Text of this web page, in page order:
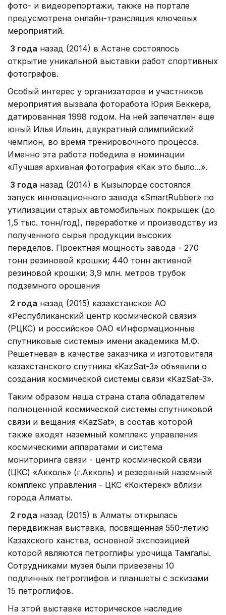
фото- и видеорепортажи, также на портале
предусмотрена онлайн-трансляция ключевых
мероприятий.
3 года назад (2014) в Астане состоялось
открытие уникальной выставки работ спортивных
фотографов.
Особый интерес у организаторов и участников
мероприятия вызвала фоторабота Юрия Беккера,
датированная 1998 годом. На ней запечатлен еще
юный Илья Ильин, двукратный олимпийский
чемпион, во время тренировочного процесса.
Именно эта работа победила в номинации
«Лучшая архивная фотография «Как это было...».
3 года назад (2014) в Кызылорде состоялся
запуск инновационного завода «SmartRubber» по
утилизации старых автомобильных покрышек (до
1,5 тыс. тонн/год), переработке и производству из
полученного сырья продукции высоких
переделов. Проектная мощность завода - 270
тонн резиновой крошки; 440 тонн активной
резиновой крошки; 3,9 млн. метров трубок
подземного орошения
2 года назад (2015) казахстанское АО
«Республиканский центр космической связи»
(РЦКС) и российское ОАО «Информационные
спутниковые системы» имени академика М.Ф.
Решетнева» в качестве заказчика и изготовителя
казахстанского спутника «KazSat-3» объявили о
создания космической системы связи «KazSat-3».
Таким образом наша страна стала обладателем
полноценной космической системы спутниковой
связи и вещания «KazSat», в состав которой
также входят наземный комплекс управления
космическими аппаратами и система
мониторинга связи - центр космической связи
(ЦКС) «Акколь» (г.Акколь) и резервный наземный
комплекс управления - ЦКС «Коктерек» вблизи
города Алматы.
2 года назад (2015) в Алматы открылась
передвижная выставка, посвященная 550-летию
Казахского ханства, основной экспозицией
которой являются петроглифы урочища Тамгалы.
Сотрудниками музея были привезены 10
подлинных петроглифов и планшеты с эскизами
15 петроглифов.
На этой выставке историческое наследие